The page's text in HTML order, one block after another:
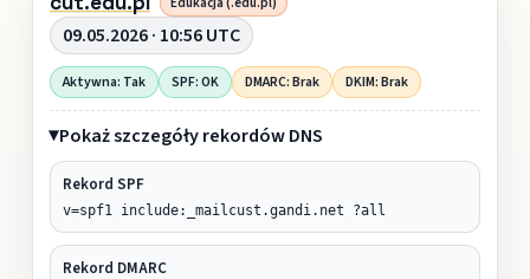
09.05.2026 · 10:56 UTC
Aktywna: Tak SPF: OK DMARC: Brak DKIM: Brak
Pokaż szczegóły rekordów DNS
Rekord SPF
v=spf1 include:_mailcust.gandi.net ?all
Rekord DMARC